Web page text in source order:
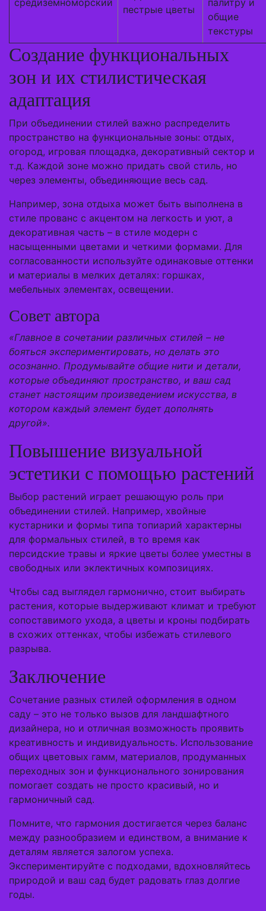
средиземноморский
пестрые цветы
палитру и
общие
текстуры
Создание функциональных
зон и их стилистическая
адаптация
При объединении стилей важно распределить
пространство на функциональные зоны: отдых,
огород, игровая площадка, декоративный сектор и
т.д. Каждой зоне можно придать свой стиль, но
через элементы, объединяющие весь сад.
Например, зона отдыха может быть выполнена в
стиле прованс с акцентом на легкость и уют, а
декоративная часть – в стиле модерн с
насыщенными цветами и четкими формами. Для
согласованности используйте одинаковые оттенки
и материалы в мелких деталях: горшках,
мебельных элементах, освещении.
Совет автора
«Главное в сочетании различных стилей – не
бояться экспериментировать, но делать это
осознанно. Продумывайте общие нити и детали,
которые объединяют пространство, и ваш сад
станет настоящим произведением искусства, в
котором каждый элемент будет дополнять
другой».
Повышение визуальной
эстетики с помощью растений
Выбор растений играет решающую роль при
объединении стилей. Например, хвойные
кустарники и формы типа топиарий характерны
для формальных стилей, в то время как
персидские травы и яркие цветы более уместны в
свободных или эклектичных композициях.
Чтобы сад выглядел гармонично, стоит выбирать
растения, которые выдерживают климат и требуют
сопоставимого ухода, а цветы и кроны подбирать
в схожих оттенках, чтобы избежать стилевого
разрыва.
Заключение
Сочетание разных стилей оформления в одном
саду – это не только вызов для ландшафтного
дизайнера, но и отличная возможность проявить
креативность и индивидуальность. Использование
общих цветовых гамм, материалов, продуманных
переходных зон и функционального зонирования
помогает создать не просто красивый, но и
гармоничный сад.
Помните, что гармония достигается через баланс
между разнообразием и единством, а внимание к
деталям является залогом успеха.
Экспериментируйте с подходами, вдохновляйтесь
природой и ваш сад будет радовать глаз долгие
годы.